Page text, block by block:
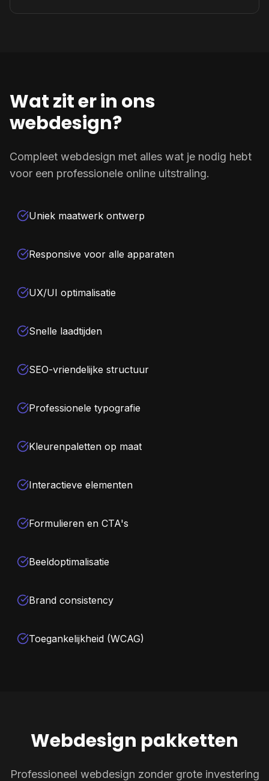
Wat zit er in ons
webdesign?
Compleet webdesign met alles wat je nodig hebt
voor een professionele online uitstraling.
Uniek maatwerk ontwerp
Responsive voor alle apparaten
UX/UI optimalisatie
Snelle laadtijden
SEO-vriendelijke structuur
Professionele typografie
Kleurenpaletten op maat
Interactieve elementen
Formulieren en CTA's
Beeldoptimalisatie
Brand consistency
Toegankelijkheid (WCAG)
Webdesign pakketten
Professioneel webdesign zonder grote investering